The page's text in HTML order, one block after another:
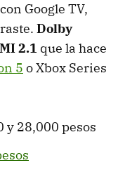
Google TV,
Dolby
2.1 que la hace
5 o Xbox Series
y 28,000 pesos